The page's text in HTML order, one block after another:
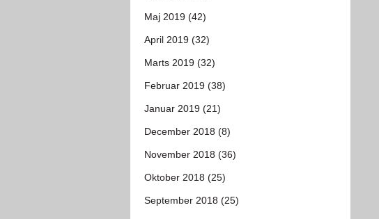
Maj 2019 (42)
April 2019 (32)
Marts 2019 (32)
Februar 2019 (38)
Januar 2019 (21)
December 2018 (8)
November 2018 (36)
Oktober 2018 (25)
September 2018 (25)